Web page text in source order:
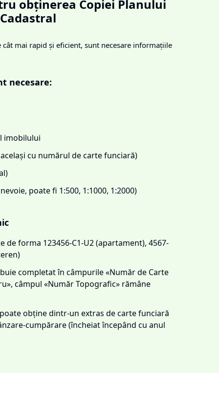
obținerea Copiei Planului
Cadastral
cât mai rapid și eficient, sunt necesare informațiile
necesare:
imobilului
cu numărul de carte funciară)
poate fi 1:500, 1:1000, 1:2000)
forma 123456-C1-U2 (apartament), 4567-
completat în câmpurile «Număr de Carte
câmpul «Număr Topografic» rămâne
obține dintr-un extras de carte funciară
cumpărare (încheiat începând cu anul